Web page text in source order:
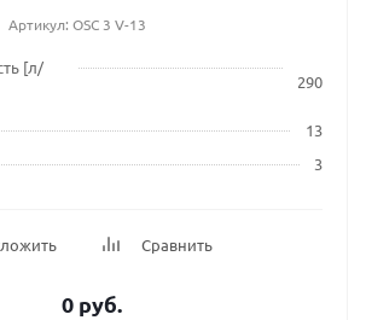
Артикул: OSC 3 V-13
[л/
290
13
3
Сравнить
0 руб.